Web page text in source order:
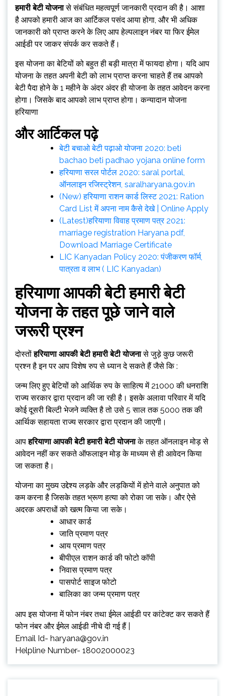
हमारी बेटी योजनासे संबंधित महत्वपूर्ण जानकारी प्रदान की है। आशा
है आपको हमारी आज का आर्टिकल पसंद आया होगा, और भी अधिक
जानकारी को प्राप्त करने के लिए आप हेल्पलाइन नंबर या फिर ईमेल
आईडी पर जाकर संपर्क कर सकते हैं।
इस योजना का बेटियों को बहुत ही बड़ी मात्रा में फायदा होगा। यदि आप
योजना के तहत अपनी बेटी को लाभ प्राप्त करना चाहते हैं तब आपको
बेटी पैदा होने के 1 महीने के अंदर अंदर ही योजना के तहत आवेदन करना
होगा। जिसके बाद आपको लाभ प्राप्त होगा। कन्यादान योजना
हरियाणा
और आर्टिकल पढ़े
बेटी बचाओ बेटी पढ़ाओ योजना 2020: beti
bachao beti padhao yojana online form
हरियाणा सरल पोर्टल 2020: saral portal,
ऑनलाइन रजिस्ट्रेशन, saralharyana.gov.in
(New) हरियाणा राशन कार्ड लिस्ट 2021: Ration
Card List में अपना नाम कैसे देखे | Online Apply
(Latest)हरियाणा विवाह प्रमाण पत्र 2021:
marriage registration Haryana pdf,
Download Marriage Certificate
LIC Kanyadan Policy 2020: पंजीकरण फॉर्म,
पात्रता व लाभ ( LIC Kanyadan)
हरियाणा आपकी बेटी हमारी बेटी
योजनाके तहत पूछे जाने वाले
जरूरी प्रश्न
दोस्तोंहरियाणा आपकी बेटी हमारी बेटी योजनासे जुड़े कुछ जरूरी
प्रश्न है इन पर आप विशेष रुप से ध्यान दे सकते हैं जैसे कि :
जन्म लिए हुए बेटियों को आर्थिक रुप के साहित्य में ₹21000 की धनराशि
राज्य सरकार द्वारा प्रदान की जा रही है। इसके अलावा परिवार में यदि
कोई दूसरी बिल्टी भेजने व्यक्ति है तो उसे 5 साल तक ₹5000 तक की
आर्थिक सहायता राज्य सरकार द्वारा प्रदान की जाएगी।
आपहरियाणा आपकी बेटी हमारी बेटी योजनाके तहत ऑनलाइन मोड़ से
आवेदन नहीं कर सकते ऑफलाइन मोड़ के माध्यम से ही आवेदन किया
जा सकता है।
योजना का मुख्य उद्देश्य लड़के और लड़कियों में होने वाले अनुपात को
कम करना है जिसके तहत भ्रूण हत्या को रोका जा सके। और ऐसे
अदरक अपराधों को खत्म किया जा सके।
आधार कार्ड
जाति प्रमाण पत्र
आय प्रमाण पत्र
बीपीएल राशन कार्ड की फोटो कॉपी
निवास प्रमाण पत्र
पासपोर्ट साइज फोटो
बालिका का जन्म प्रमाण पत्र
आप इस योजना में फोन नंबर तथा ईमेल आईडी पर कांटेक्ट कर सकते हैं
फोन नंबर और ईमेल आईडी नीचे दी गई हैं |
Email Id- haryana@gov.in
Helpline Number- 18002000023